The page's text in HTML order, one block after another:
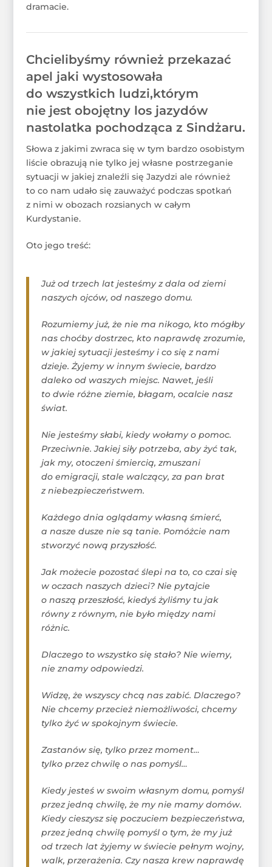
dramacie.
Chcielibyśmy również przekazać
apel jaki wystosowała
do wszystkich ludzi,którym
nie jest obojętny los jazydów
nastolatka pochodząca z Sindżaru.
Słowa z jakimi zwraca się w tym bardzo osobistym
liście obrazują nie tylko jej własne postrzeganie
sytuacji w jakiej znaleźli się Jazydzi ale również
to co nam udało się zauważyć podczas spotkań
z nimi w obozach rozsianych w całym
Kurdystanie.
Oto jego treść:
Już od trzech lat jesteśmy z dala od ziemi
naszych ojców, od naszego domu.
Rozumiemy już, że nie ma nikogo, kto mógłby
nas choćby dostrzec, kto naprawdę zrozumie,
w jakiej sytuacji jesteśmy i co się z nami
dzieje. Żyjemy w innym świecie, bardzo
daleko od waszych miejsc. Nawet, jeśli
to dwie różne ziemie, błagam, ocalcie nasz
świat.
Nie jesteśmy słabi, kiedy wołamy o pomoc.
Przeciwnie. Jakiej siły potrzeba, aby żyć tak,
jak my, otoczeni śmiercią, zmuszani
do emigracji, stale walczący, za pan brat
z niebezpieczeństwem.
Każdego dnia oglądamy własną śmierć,
a nasze dusze nie są tanie. Pomóżcie nam
stworzyć nową przyszłość.
Jak możecie pozostać ślepi na to, co czai się
w oczach naszych dzieci? Nie pytajcie
o naszą przeszłość, kiedyś żyliśmy tu jak
równy z równym, nie było między nami
różnic.
Dlaczego to wszystko się stało? Nie wiemy,
nie znamy odpowiedzi.
Widzę, że wszyscy chcą nas zabić. Dlaczego?
Nie chcemy przecież niemożliwości, chcemy
tylko żyć w spokojnym świecie.
Zastanów się, tylko przez moment…
tylko przez chwilę o nas pomyśl…
Kiedy jesteś w swoim własnym domu, pomyśl
przez jedną chwilę, że my nie mamy domów.
Kiedy cieszysz się poczuciem bezpieczeństwa,
przez jedną chwilę pomyśl o tym, że my już
od trzech lat żyjemy w świecie pełnym wojny,
walk, przerażenia. Czy nasza krew naprawdę